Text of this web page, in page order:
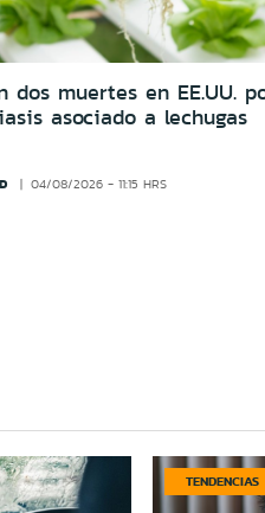
dos muertes en EE.UU.
asociado a lechugas
04/08/2026 - 11:15 HRS
TENDENCIAS